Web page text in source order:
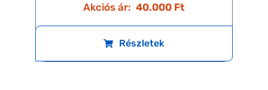
Akciós ár: 40.000 Ft
Részletek